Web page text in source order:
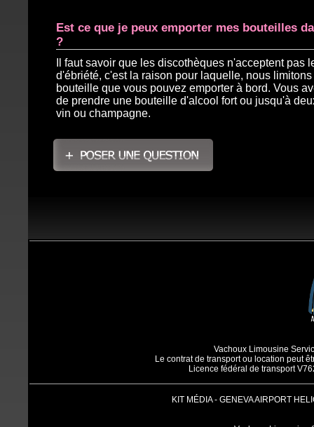
Est ce que je peux emporter mes bouteilles
?
Il faut savoir que les discothèques n'acceptent pas
d'ébriété, c'est la raison pour laquelle, nous
bouteille que vous pouvez emporter à bord. Vous
de prendre une bouteille d'alcool fort ou jusqu'à
vin ou champagne.
Vachoux Limousine
Le contrat de transport ou location peut
Licence fédéral de transport
KIT MÉDIA- GENEVA AIRPORT